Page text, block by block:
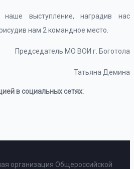
выступление, наградив нас
нам 2 командное место.
Председатель МО ВОИ г. Боготола
Татьяна Демина
в социальных сетях:
организация Общероссийской